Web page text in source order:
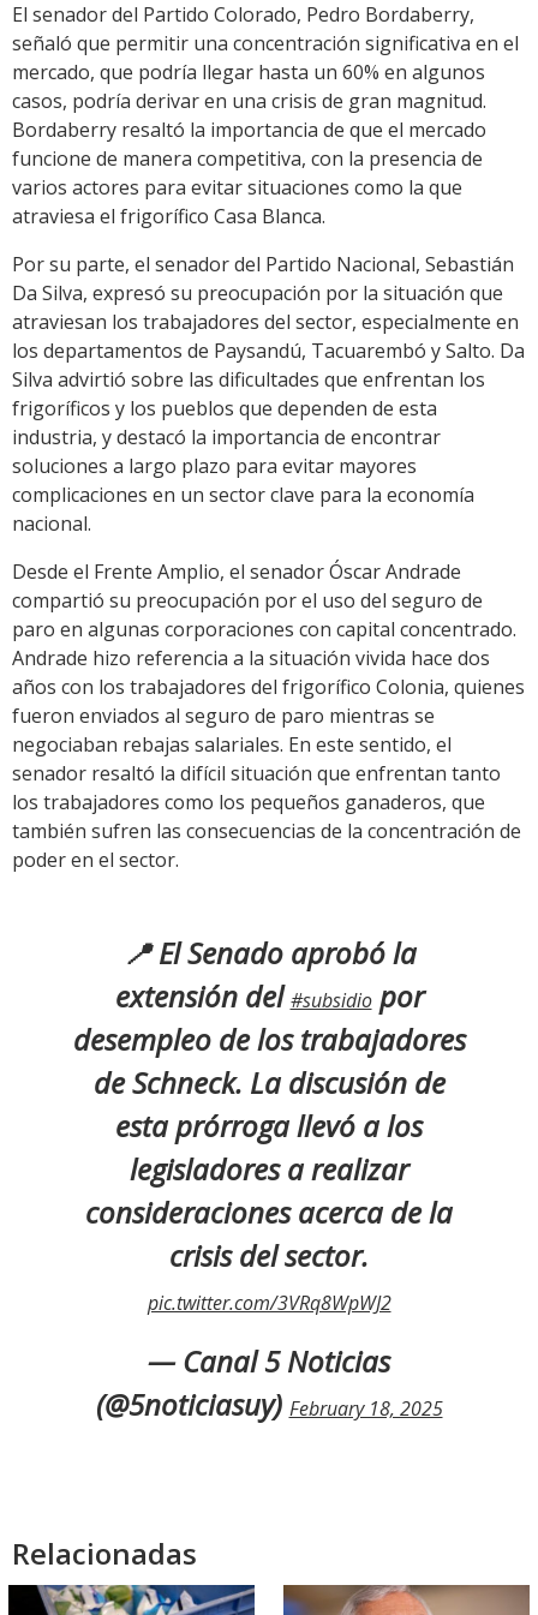
El senador del Partido Colorado, Pedro Bordaberry,
señaló que permitir una concentración significativa en el
mercado, que podría llegar hasta un 60% en algunos
casos, podría derivar en una crisis de gran magnitud.
Bordaberry resaltó la importancia de que el mercado
funcione de manera competitiva, con la presencia de
varios actores para evitar situaciones como la que
atraviesa el frigorífico Casa Blanca.
Por su parte, el senador del Partido Nacional, Sebastián
Da Silva, expresó su preocupación por la situación que
atraviesan los trabajadores del sector, especialmente en
los departamentos de Paysandú, Tacuarembó y Salto. Da
Silva advirtió sobre las dificultades que enfrentan los
frigoríficos y los pueblos que dependen de esta
industria, y destacó la importancia de encontrar
soluciones a largo plazo para evitar mayores
complicaciones en un sector clave para la economía
nacional.
Desde el Frente Amplio, el senador Óscar Andrade
compartió su preocupación por el uso del seguro de
paro en algunas corporaciones con capital concentrado.
Andrade hizo referencia a la situación vivida hace dos
años con los trabajadores del frigorífico Colonia, quienes
fueron enviados al seguro de paro mientras se
negociaban rebajas salariales. En este sentido, el
senador resaltó la difícil situación que enfrentan tanto
los trabajadores como los pequeños ganaderos, que
también sufren las consecuencias de la concentración de
poder en el sector.
📍 El Senado aprobó la
extensión del#subsidiopor
desempleo de los trabajadores
de Schneck. La discusión de
esta prórroga llevó a los
legisladores a realizar
consideraciones acerca de la
crisis del sector.
pic.twitter.com/3VRq8WpWJ2
— Canal 5 Noticias
(@5noticiasuy) February 18, 2025
Relacionadas